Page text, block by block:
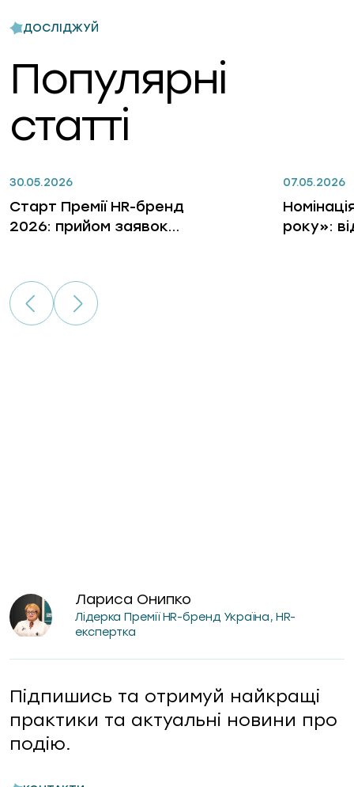
ДОСЛІДЖУЙ
Популярні
статті
30.05.2026
Старт Премії HR-бренд
2026: прийом заявок
07.05.2026
року»:
Лариса Онипко
Лідерка Премії HR-бренд Україна, HR-
експертка
Підпишись та отримуй найкращі
практики та актуальні новини про
подію.